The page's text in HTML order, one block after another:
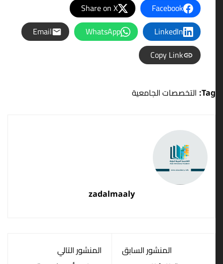
Facebook
Share on X
LinkedIn
WhatsApp
Email
Copy Link
Tag: التخصصات الجامعية
zadalmaaly
المنشور السابق المنشور التالي